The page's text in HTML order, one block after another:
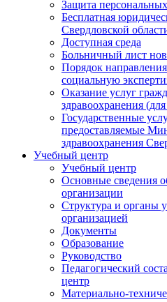
Защита
Бесплатная
Свердловской
Доступная среда
Больничный лист
Порядок
социальную
Оказание услуг
здравоохранения
Государственные
предоставляемые
здравоохранения
Учебный центр
Учебный центр
Основные сведения
организации
Структура и органы
организацией
Документы
Образование
Руководство
Педагогический
центр
Материально-